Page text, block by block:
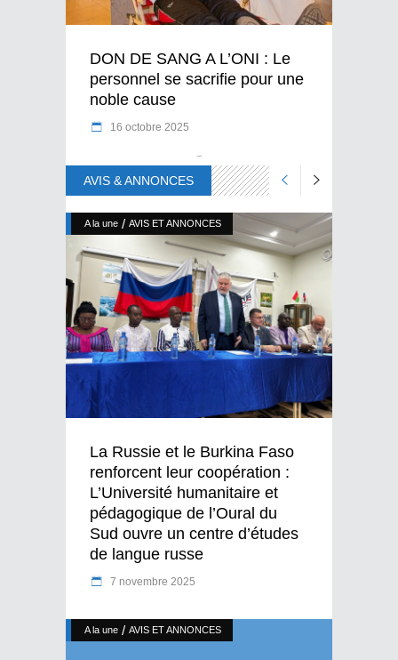
DON DE SANG A L’ONI : Le
personnel se sacrifie pour une
noble cause
16 octobre 2025
AVIS & ANNONCES
A la une / AVIS ET ANNONCES
La Russie et le Burkina Faso
renforcent leur coopération :
L’Université humanitaire et
pédagogique de l’Oural du
Sud ouvre un centre d’études
de langue russe
7 novembre 2025
A la une / AVIS ET ANNONCES